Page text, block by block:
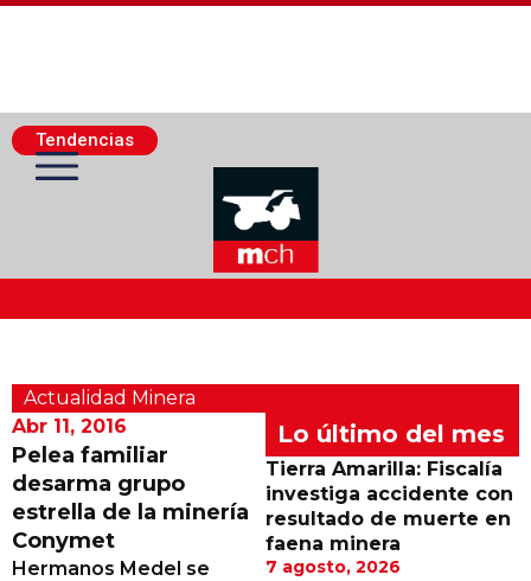
Tendencias
Actualidad Minera
Minería Superficie
Minerí­a Subterránea
Proveedores
Actualidad Minera
Abr 11, 2016
Pelea familiar
desarma grupo
estrella de la minería
Conymet
Hermanos Medel se
Lo último del mes
Tierra Amarilla: Fiscalía
investiga accidente con
resultado de muerte en
faena minera
7 agosto, 2026